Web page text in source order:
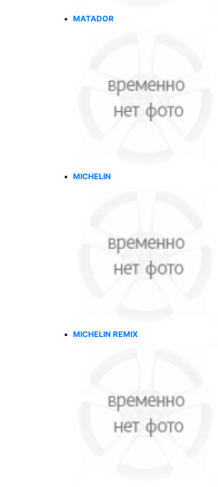
MATADOR
MICHELIN
MICHELIN REMIX